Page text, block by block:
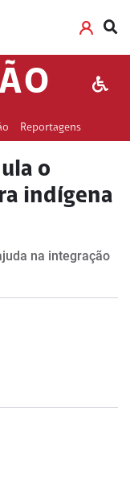
Reportagens
o
indígena
na integração